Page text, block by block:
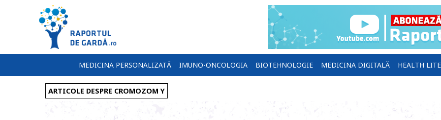
MEDICINA PERSONALIZATĂ IMUNO-ONCOLOGIA BIOTEHNOLOGIE MEDICINA DIGITALĂ HEALTH
ARTICOLE DESPRE CROMOZOM Y